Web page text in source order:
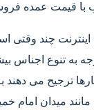
با قیمت عمده
اینترنت چند وقتی
به تنوع اجناس
ترجیح می
میدان امام